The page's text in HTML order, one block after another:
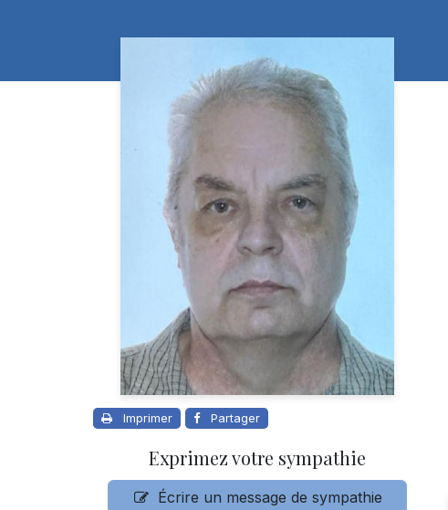
Imprimer Partager
Exprimez votre sympathie
Écrire un message de sympathie